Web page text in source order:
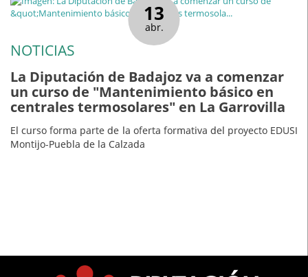
13
abr.
NOTICIAS
La Diputación de Badajoz va a comenzar
un curso de "Mantenimiento básico en
centrales termosolares" en La Garrovilla
El curso forma parte de la oferta formativa del proyecto EDUSI
Montijo-Puebla de la Calzada